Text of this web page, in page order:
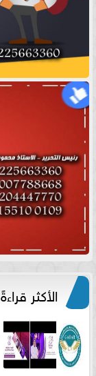
الأكثر قراءةً